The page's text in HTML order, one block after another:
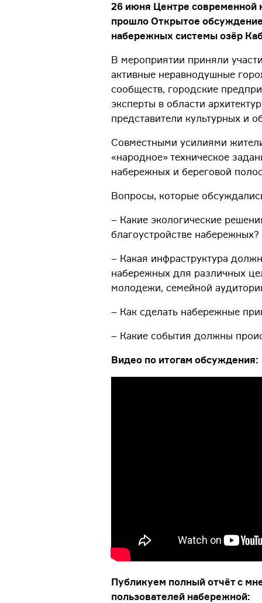
26 июня Центре современной
прошло Открытое
набережных системы озёр
В мероприятии приняли
активные неравнодушные
сообществ, городские
эксперты в области
представители культурных и
Совместными усилиями
«народное» техническое
набережных и береговой
Вопросы, которые
– Какие экологические
благоустройстве набережных?
– Какая инфраструктура
набережных для различных
молодежи, семейной
– Как сделать набережные
– Какие события должны
Видео по итогам обсуждения:
Публикуем полный отчёт с
пользователей набережной: